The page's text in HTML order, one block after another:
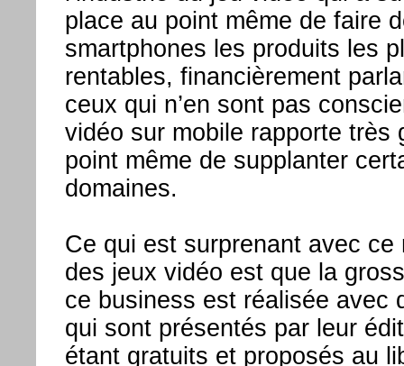
place au point même de faire
smartphones les produits les
rentables, financièrement
ceux qui n’en sont pas
vidéo sur mobile rapporte très
point même de supplanter
domaines.
Ce qui est surprenant avec ce
des jeux vidéo est que la
ce business est réalisée avec
qui sont présentés par leur
étant gratuits et proposés au